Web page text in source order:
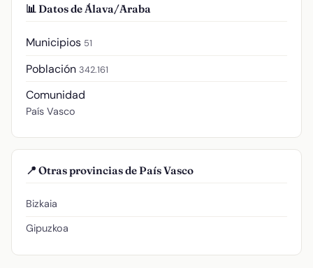
📊 Datos de Álava/Araba
Municipios 51
Población 342.161
Comunidad
País Vasco
📍 Otras provincias de País Vasco
Bizkaia
Gipuzkoa